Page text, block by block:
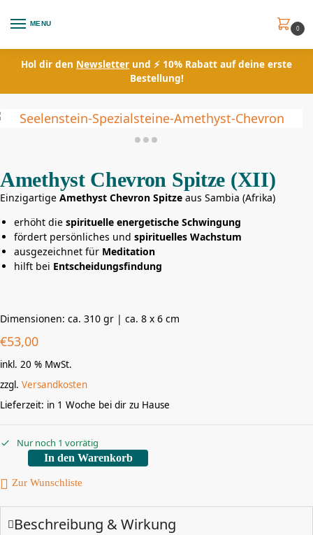
MENU
0
Hol dir den Newsletter und ⚡ 10% Rabatt auf deine erste
Bestellung!
Amethyst Chevron Spitze (XII)
Einzigartige Amethyst Chevron Spitze aus Sambia (Afrika)
erhöht die spirituelle energetische Schwingung
fördert persönliches und spirituelles Wachstum
ausgezeichnet für Meditation
hilft bei Entscheidungsfindung
Dimensionen: ca. 310 gr | ca. 8 x 6 cm
€53,00
inkl. 20 % MwSt.
zzgl. Versandkosten
Lieferzeit: in 1 Woche bei dir zu Hause
Nur noch 1 vorrätig
In den Warenkorb
Zur Wunschliste
Beschreibung & Wirkung